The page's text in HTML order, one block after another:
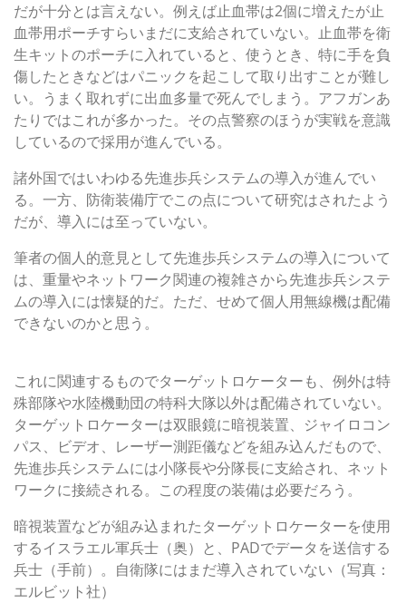
だが十分とは言えない。例えば止血帯は2個に増えたが止
血帯用ポーチすらいまだに支給されていない。止血帯を衛
生キットのポーチに入れていると、使うとき、特に手を負
傷したときなどはパニックを起こして取り出すことが難し
い。うまく取れずに出血多量で死んでしまう。アフガンあ
たりではこれが多かった。その点警察のほうが実戦を意識
しているので採用が進んでいる。
諸外国ではいわゆる先進歩兵システムの導入が進んでい
る。一方、防衛装備庁でこの点について研究はされたよう
だが、導入には至っていない。
筆者の個人的意見として先進歩兵システムの導入について
は、重量やネットワーク関連の複雑さから先進歩兵システ
ムの導入には懐疑的だ。ただ、せめて個人用無線機は配備
できないのかと思う。
これに関連するものでターゲットロケーターも、例外は特
殊部隊や水陸機動団の特科大隊以外は配備されていない。
ターゲットロケーターは双眼鏡に暗視装置、ジャイロコン
パス、ビデオ、レーザー測距儀などを組み込んだもので、
先進歩兵システムには小隊長や分隊長に支給され、ネット
ワークに接続される。この程度の装備は必要だろう。
暗視装置などが組み込まれたターゲットロケーターを使用
するイスラエル軍兵士（奥）と、PADでデータを送信する
兵士（手前）。自衛隊にはまだ導入されていない（写真：
エルビット社）